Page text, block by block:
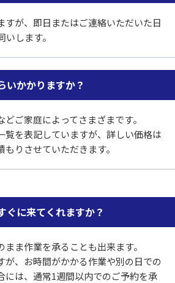
すが、即日またはご連絡いただいた日
します。
いかかりますか？
ご家庭によってさまざまです。
覧を表記していますが、詳しい価格は
りさせていただきます。
ぐに来てくれますか？
ま作業を承ることも出来ます。
が、お時間がかかる作業や別の日での
は、 通常1週間以内でのご予約を承